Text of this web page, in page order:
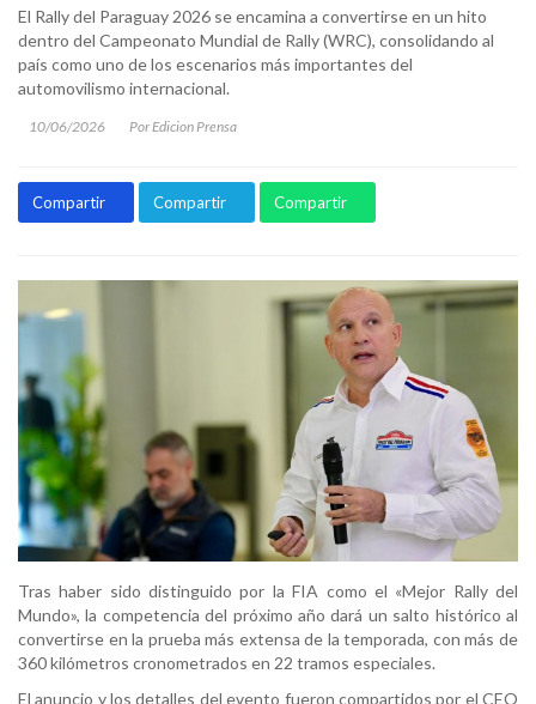
El Rally del Paraguay 2026 se encamina a convertirse en un hito
dentro del Campeonato Mundial de Rally (WRC), consolidando al
país como uno de los escenarios más importantes del
automovilismo internacional.
10/06/2026 Por Edicion Prensa
Compartir Compartir Compartir
Tras haber sido distinguido por la FIA como el «Mejor Rally del
Mundo», la competencia del próximo año dará un salto histórico al
convertirse en la prueba más extensa de la temporada, con más de
360 kilómetros cronometrados en 22 tramos especiales.
El anuncio y los detalles del evento fueron compartidos por el CEO